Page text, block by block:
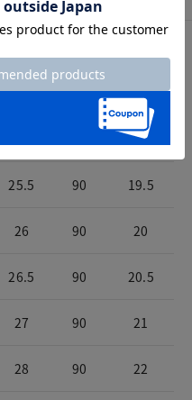
股上 股下 パンツ裾幅
19
25.5 90 19.5
26 90 20
26.5 90 20.5
27 90 21
28 90 22